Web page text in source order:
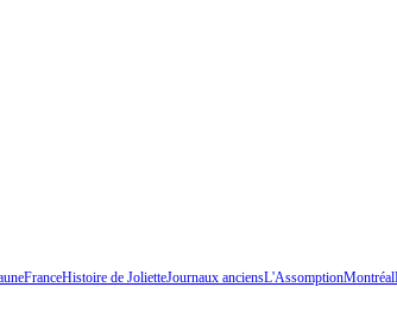
FranceHistoire de JolietteJournaux anciensL'AssomptionMontréal